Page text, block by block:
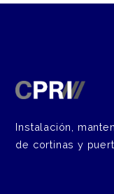
Instalación,
de cortinas y